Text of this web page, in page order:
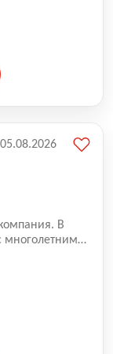
В
многолетним
позволяют
05.08.2026